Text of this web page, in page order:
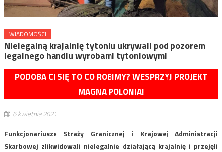
WIADOMOŚCI
Nielegalną krajalnię tytoniu ukrywali pod pozorem
legalnego handlu wyrobami tytoniowymi
PODOBA CI SIĘ TO CO ROBIMY? WESPRZYJ PROJEKT
MAGNA POLONIA!
6 kwietnia 2021
Funkcjonariusze Straży Granicznej i Krajowej Administracji
Skarbowej zlikwidowali nielegalnie działającą krajalnię i przejęli